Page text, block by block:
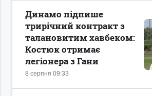
8 серпня 09:33
Динамо підпише
трирічний контракт з
талановитим хавбеком:
Костюк отримає
легіонера з Гани